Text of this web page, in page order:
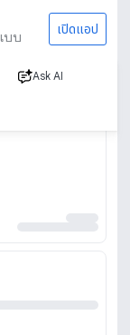
บบ เปิดแอป
Ask AI